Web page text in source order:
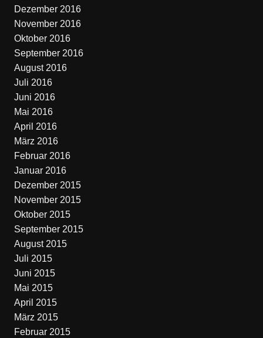
Dezember 2016
November 2016
Oktober 2016
September 2016
August 2016
Juli 2016
Juni 2016
Mai 2016
April 2016
März 2016
Februar 2016
Januar 2016
Dezember 2015
November 2015
Oktober 2015
September 2015
August 2015
Juli 2015
Juni 2015
Mai 2015
April 2015
März 2015
Februar 2015